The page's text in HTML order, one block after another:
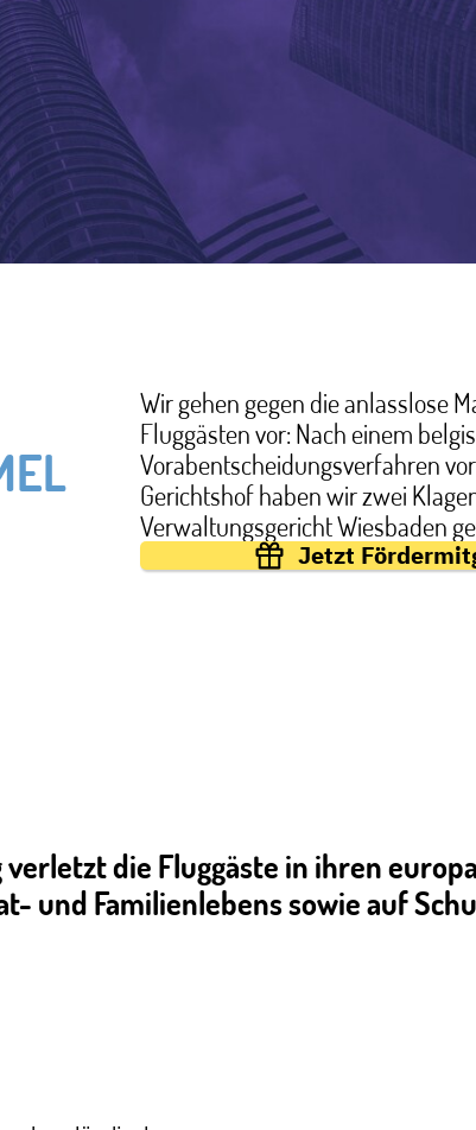
Wir gehen gegen die anlasslose
Fluggästen vor: Nach einem
Vorabentscheidungsverfahren
Gerichtshof haben wir zwei
Verwaltungsgericht Wiesbaden
Jetzt
gehen gemeinsam
vor. Wir
Dabei
des Europäischen
wir durch
Eine der
die zweite
verletzt die Fluggäste in ihren
und Familienlebens sowie auf